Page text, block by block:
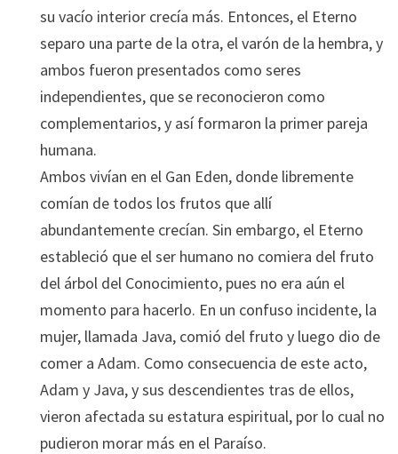
su vacío interior crecía más. Entonces, el Eterno
separo una parte de la otra, el varón de la hembra, y
ambos fueron presentados como seres
independientes, que se reconocieron como
complementarios, y así formaron la primer pareja
humana.
Ambos vivían en el Gan Eden, donde libremente
comían de todos los frutos que allí
abundantemente crecían. Sin embargo, el Eterno
estableció que el ser humano no comiera del fruto
del árbol del Conocimiento, pues no era aún el
momento para hacerlo. En un confuso incidente, la
mujer, llamada Java, comió del fruto y luego dio de
comer a Adam. Como consecuencia de este acto,
Adam y Java, y sus descendientes tras de ellos,
vieron afectada su estatura espiritual, por lo cual no
pudieron morar más en el Paraíso.